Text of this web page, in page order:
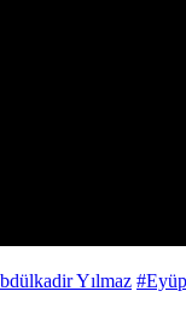
Yılmaz